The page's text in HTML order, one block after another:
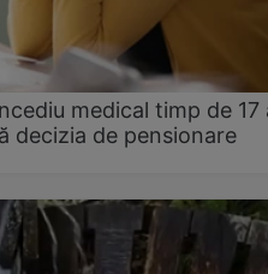
medical timp de 17
decizia de pensionare